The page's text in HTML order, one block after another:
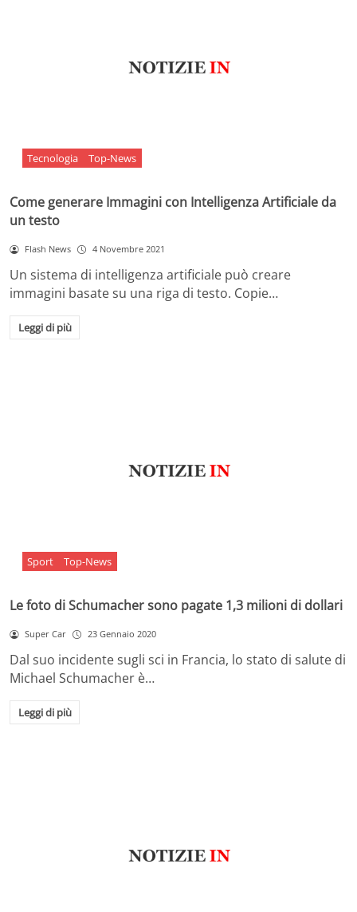
Tecnologia Top-News
Come generare Immagini con Intelligenza Artificiale da
un testo
Flash News 4 Novembre 2021
Un sistema di intelligenza artificiale può creare
immagini basate su una riga di testo. Copie…
Leggi di più
Sport Top-News
Le foto di Schumacher sono pagate 1,3 milioni di dollari
Super Car 23 Gennaio 2020
Dal suo incidente sugli sci in Francia, lo stato di salute di
Michael Schumacher è…
Leggi di più